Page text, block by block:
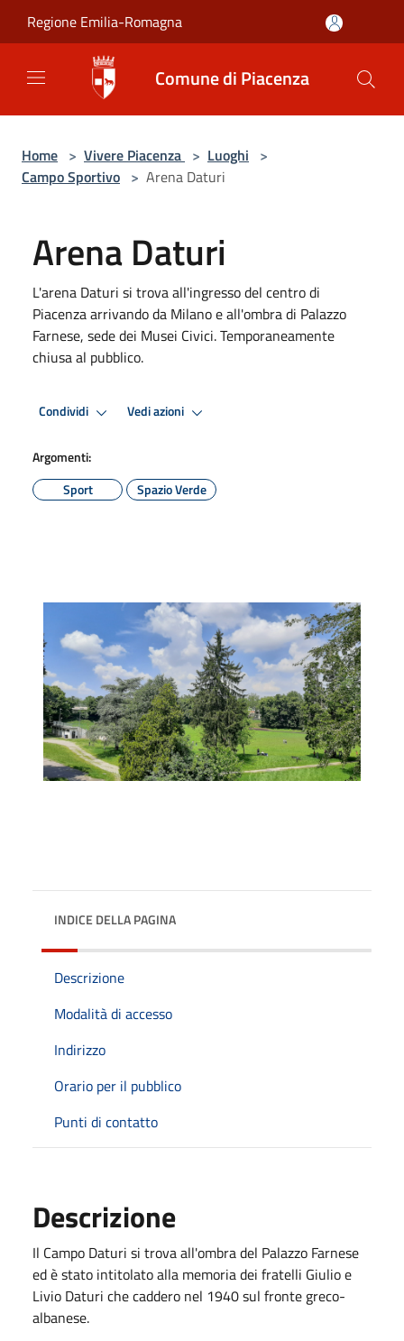
Regione Emilia-Romagna
Comune di Piacenza
Home > Vivere Piacenza > Luoghi >
Campo Sportivo > Arena Daturi
Arena Daturi
L'arena Daturi si trova all'ingresso del centro di
Piacenza arrivando da Milano e all'ombra di Palazzo
Farnese, sede dei Musei Civici. Temporaneamente
chiusa al pubblico.
Condividi Vedi azioni
Argomenti:
Sport
Spazio Verde
INDICE DELLA PAGINA
Descrizione
Modalità di accesso
Indirizzo
Orario per il pubblico
Punti di contatto
Descrizione
Il Campo Daturi si trova all'ombra del Palazzo Farnese
ed è stato intitolato alla memoria dei fratelli Giulio e
Livio Daturi che caddero nel 1940 sul fronte greco-
albanese.